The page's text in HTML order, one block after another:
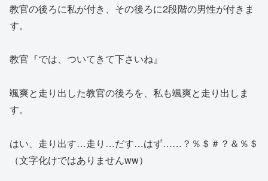
教官の後ろに私が付き、その後ろに2段階の男性が付きま
す。
教官『では、ついてきて下さいね』
颯爽と走り出した教官の後ろを、私も颯爽と走り出しま
す。
はい、走り出す…走り…だす…はず……？％＄＃？＆％＄
（文字化けではありませんww）